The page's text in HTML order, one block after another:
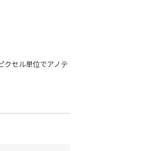
クセル単位でアノテ